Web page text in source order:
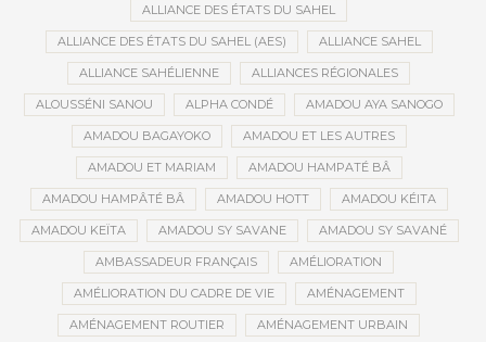
ALLIANCE DES ÉTATS DU SAHEL
ALLIANCE DES ÉTATS DU SAHEL (AES) ALLIANCE SAHEL
ALLIANCE SAHÉLIENNE ALLIANCES RÉGIONALES
ALOUSSÉNI SANOU ALPHA CONDÉ AMADOU AYA SANOGO
AMADOU BAGAYOKO AMADOU ET LES AUTRES
AMADOU ET MARIAM AMADOU HAMPATÉ BÂ
AMADOU HAMPÂTÉ BÂ AMADOU HOTT AMADOU KÉITA
AMADOU KEÏTA AMADOU SY SAVANE AMADOU SY SAVANÉ
AMBASSADEUR FRANÇAIS AMÉLIORATION
AMÉLIORATION DU CADRE DE VIE AMÉNAGEMENT
AMÉNAGEMENT ROUTIER AMÉNAGEMENT URBAIN